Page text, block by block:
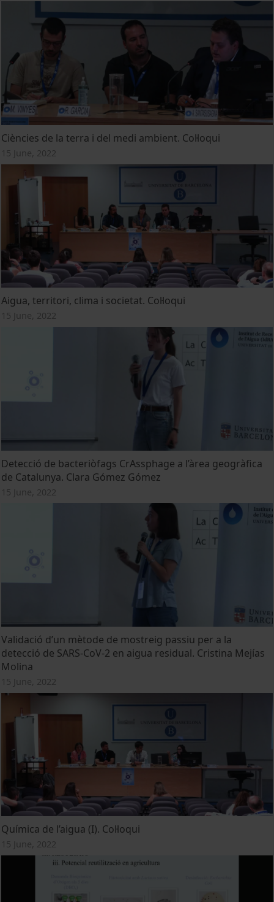
Ciències de la terra i del medi ambient. Col·loqui
15 June, 2022
Aigua, territori, clima i societat. Col·loqui
15 June, 2022
Detecció de bacteriòfags CrAssphage a l’àrea geogràfica
de Catalunya. Clara Gómez Gómez
15 June, 2022
Validació d’un mètode de mostreig passiu per a la
detecció de SARS-CoV-2 en aigua residual. Cristina Mejías
Molina
15 June, 2022
Química de l’aigua (I). Col·loqui
15 June, 2022